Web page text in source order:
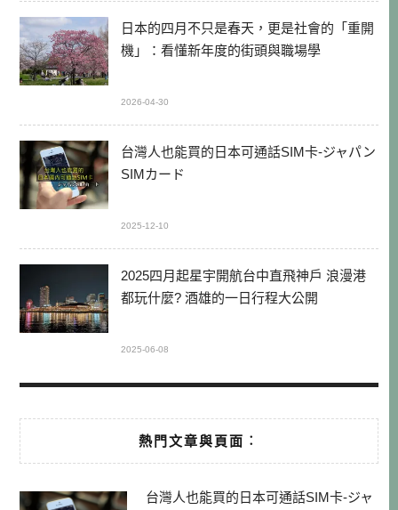
日本的四月不只是春天，更是社會的「重開
機」：看懂新年度的街頭與職場學
2026-04-30
台灣人也能買的日本可通話SIM卡-ジャパン
SIMカード
2025-12-10
2025四月起星宇開航台中直飛神戶 浪漫港
都玩什麼? 酒雄的一日行程大公開
2025-06-08
熱門文章與頁面︰
台灣人也能買的日本可通話SIM卡-ジャ